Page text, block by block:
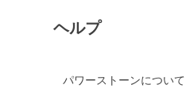
ヘルプ
パワーストーンについて